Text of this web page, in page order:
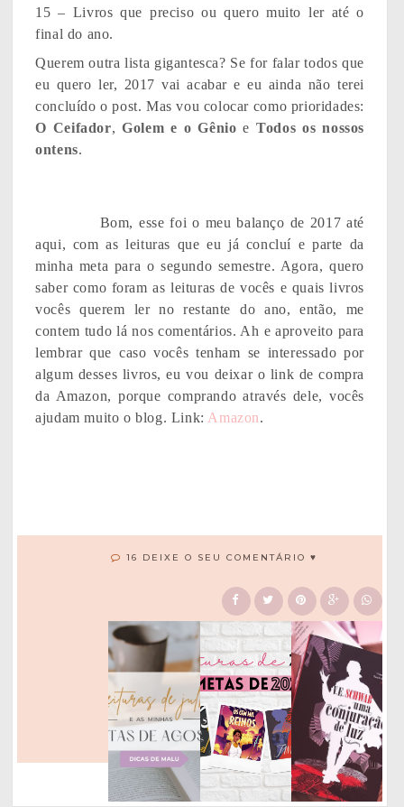
15 – Livros que preciso ou quero muito ler até o
final do ano.
Querem outra lista gigantesca? Se for falar todos que
eu quero ler, 2017 vai acabar e eu ainda não terei
concluído o post. Mas vou colocar como prioridades:
O Ceifador,Golem e o Gênio eTodos os nossos
ontens.
Bom, esse foi o meu balanço de 2017 até
aqui, com as leituras que eu já concluí e parte da
minha meta para o segundo semestre. Agora, quero
saber como foram as leituras de vocês e quais livros
vocês querem ler no restante do ano, então, me
contem tudo lá nos comentários. Ah e aproveito para
lembrar que caso vocês tenham se interessado por
algum desses livros, eu vou deixar o link de compra
da Amazon, porque comprando através dele, vocês
ajudam muito o blog. Link: Amazon.
16 DEIXE O SEU COMENTÁRIO ♥